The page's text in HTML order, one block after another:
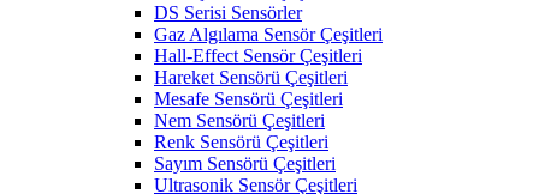
DS Serisi Sensörler
Gaz Algılama Sensör Çeşitleri
Hall-Effect Sensör Çeşitleri
Hareket Sensörü Çeşitleri
Mesafe Sensörü Çeşitleri
Nem Sensörü Çeşitleri
Renk Sensörü Çeşitleri
Sayım Sensörü Çeşitleri
Ultrasonik Sensör Çeşitleri